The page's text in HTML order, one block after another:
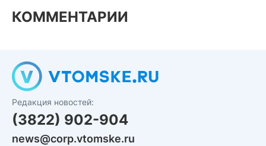
КОММЕНТАРИИ
Редакция новостей:
(3822) 902-904
news@corp.vtomske.ru